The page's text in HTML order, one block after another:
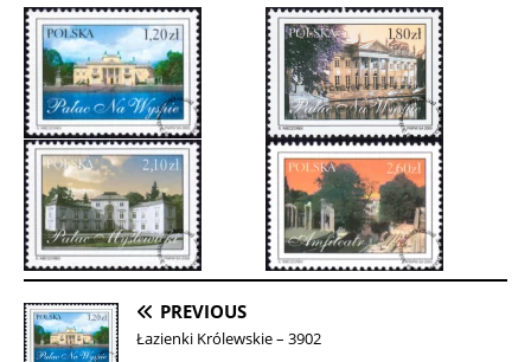
PREVIOUS
Łazienki Królewskie – 3902